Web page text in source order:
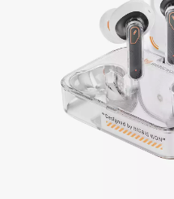
دسته بازی ۶ انگشتی
دسته بازی ۸ انگشتی